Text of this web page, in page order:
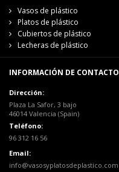
Vasos de plástico
Platos de plástico
Cubiertos de plástico
Lecheras de plástico
INFORMACIÓN DE CONTACTO
Dirección:
Plaza La Safor, 3 bajo
46014 Valencia (Spain)
Teléfono:
96 312 16 56
Email:
info@vasosyplatosdeplastico.com